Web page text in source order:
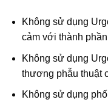
Không sử dụng
cảm với thành
Không sử dụng
thương phẫu thuật
Không sử dụng